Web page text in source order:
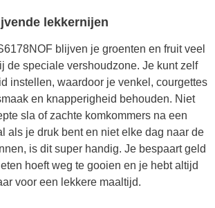
lekkernijen
blijven je groenten en fruit veel
de speciale vershoudzone. Je kunt zelf
instellen, waardoor je venkel, courgettes
en knapperigheid behouden. Niet
sla of zachte komkommers na een
als je druk bent en niet elke dag naar de
is dit super handig. Je bespaart geld
hoeft weg te gooien en je hebt altijd
voor een lekkere maaltijd.